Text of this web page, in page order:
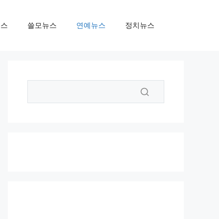
쓸모뉴스 연예뉴스 정치뉴스